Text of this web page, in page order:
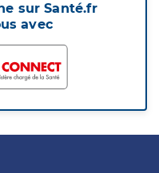
sur Santé.fr
avec